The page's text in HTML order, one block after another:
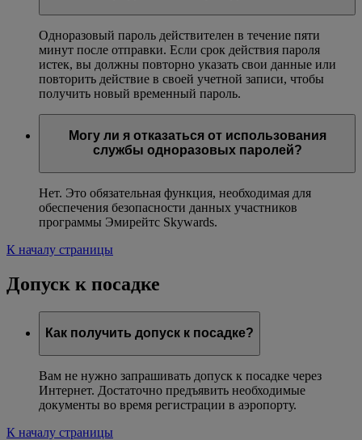
Одноразовый пароль действителен в течение пяти
минут после отправки. Если срок действия пароля
истек, вы должны повторно указать свои данные или
повторить действие в своей учетной записи, чтобы
получить новый временный пароль.
Могу ли я отказаться от использования
службы одноразовых паролей?
Нет. Это обязательная функция, необходимая для
обеспечения безопасности данных участников
программы Эмирейтс Skywards.
К началу страницы
Допуск к посадке
Как получить допуск к посадке?
Вам не нужно запрашивать допуск к посадке через
Интернет. Достаточно предъявить необходимые
документы во время регистрации в аэропорту.
К началу страницы